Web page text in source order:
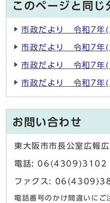
このページと同じ
市政だより 令和7
市政だより 令和7
市政だより 令和7
市政だより 令和7年
お問い合わせ
東大阪市市長公室広報
電話: 06(4309)3102
ファクス:
電話番号のかけ間違いにご